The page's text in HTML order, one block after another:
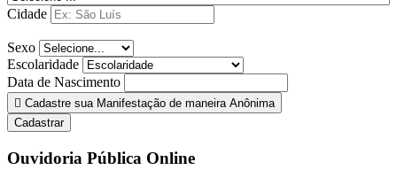
Cidade
Sexo
Escolaridade
Data de Nascimento
Cadastre sua Manifestação de maneira Anônima
Cadastrar
Ouvidoria Pública Online